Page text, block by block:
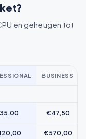
en geheugen tot
BUSINESS
€47,50
€570,00